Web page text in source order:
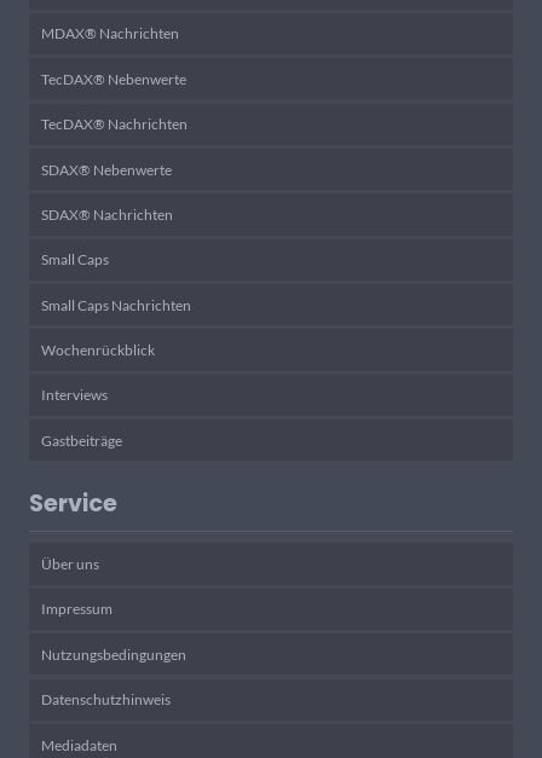
MDAX® Nachrichten
TecDAX® Nebenwerte
TecDAX® Nachrichten
SDAX® Nebenwerte
SDAX® Nachrichten
Small Caps
Small Caps Nachrichten
Wochenrückblick
Interviews
Gastbeiträge
Service
Über uns
Impressum
Nutzungsbedingungen
Datenschutzhinweis
Mediadaten